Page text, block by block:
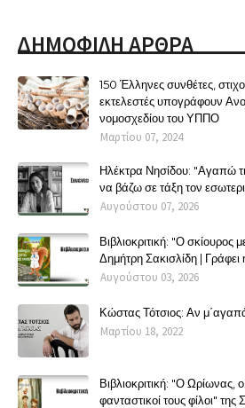
ΔΗΜΟΦΙΛΗ ΑΡΘΡΑ
150 Έλληνες συνθέτες,
εκτελεστές υπογράφουν
νομοσχεδίου του ΥΠΠΟ
Μαρτίου 07, 2024
Ηλέκτρα Νησίδου: "Αγαπώ
να βάζω σε τάξη τον
Αυγούστου 07, 2026
Βιβλιοκριτική: "Ο σκίουρος
Δημήτρη Σακισλίδη | Γράφει
Αυγούστου 03, 2026
Κώστας Τότσιος: Αν
Μαρτίου 18, 2022
Βιβλιοκριτική: "Ο Ωρίωνας,
φανταστικοί τους φίλοι"